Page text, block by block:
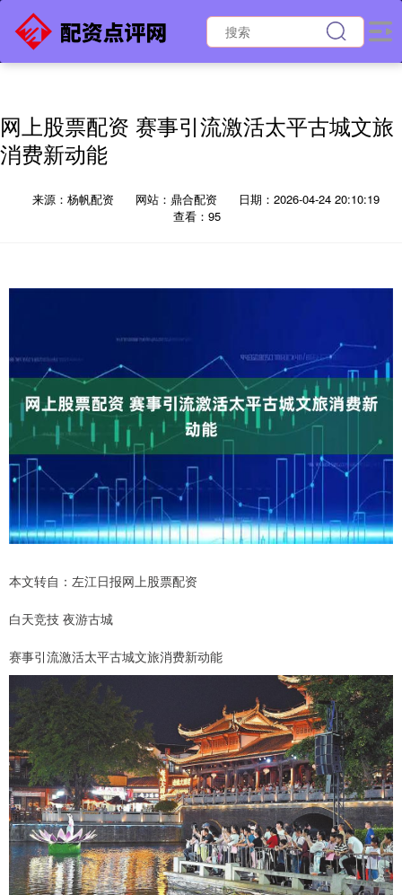
网上股票配资 赛事引流激活太平古城文旅
消费新动能
来源：杨帆配资 网站：鼎合配资
日期：2026-04-24 20:10:19
查看：95
本文转自：左江日报网上股票配资
白天竞技 夜游古城
赛事引流激活太平古城文旅消费新动能